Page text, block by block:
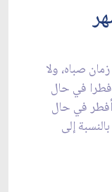
صباه، ولا
في حال
أفطر في حال
إلى